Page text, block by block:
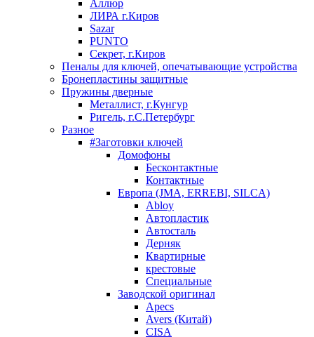
Аллюр
ЛИРА г.Киров
Sazar
PUNTO
Секрет, г.Киров
Пеналы для ключей, опечатывающие устройства
Бронепластины защитные
Пружины дверные
Металлист, г.Кунгур
Ригель, г.С.Петербург
Разное
#Заготовки ключей
Домофоны
Бесконтактные
Контактные
Европа (JMA, ERREBI, SILCA)
Abloy
Автопластик
Автосталь
Дерняк
Квартирные
крестовые
Специальные
Заводской оригинал
Apecs
Avers (Китай)
CISA